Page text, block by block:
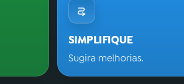
SIMPLIFIQUE
Sugira melhorias.